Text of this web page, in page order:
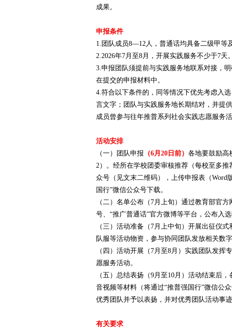
成果。
申报条件
1.团队成员8—12人，普通话均具备二级甲等
2.2026年7月至8月，开展实践服务不少于7天。
3.申报团队须提前与实践服务地联系对接，
在提交的申报材料中。
4.符合以下条件的，同等情况下优先考虑入
言文字；团队与实践服务地长期结对，并提
成员曾参与往年推普系列社会实践志愿服务活
活动安排
（一）团队申报 （6月20日前） 各地要鼓励高
2）。经所在学校团委审核推荐（每校至多
众号（见文末二维码），上传申报表（Word
国行”微信公众号下载。
（二）名单公布（7月上旬）通过教育部官
号、“推广普通话”官方微博等平台，公布入选
（三）活动准备（7月上中旬）开展出征仪
队服等活动物资，参与协同团队发放相关数字
（四）活动开展（7月至8月）实践团队发
愿服务活动。
（五）总结表扬（9月至10月）活动结束后
音视频等材料（将通过“推普强国行”微信公
优秀团队并予以表扬，并对优秀团队活动事
有关要求